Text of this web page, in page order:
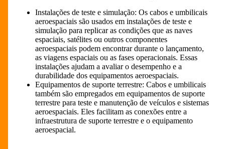
Instalações de teste e simulação: Os cabos e umbilicais
aeroespaciais são usados em instalações de teste e
simulação para replicar as condições que as naves
espaciais, satélites ou outros componentes
aeroespaciais podem encontrar durante o lançamento,
as viagens espaciais ou as fases operacionais. Essas
instalações ajudam a avaliar o desempenho e a
durabilidade dos equipamentos aeroespaciais.
Equipamentos de suporte terrestre: Cabos e umbilicais
também são empregados em equipamentos de suporte
terrestre para teste e manutenção de veículos e sistemas
aeroespaciais. Eles facilitam as conexões entre a
infraestrutura de suporte terrestre e o equipamento
aeroespacial.